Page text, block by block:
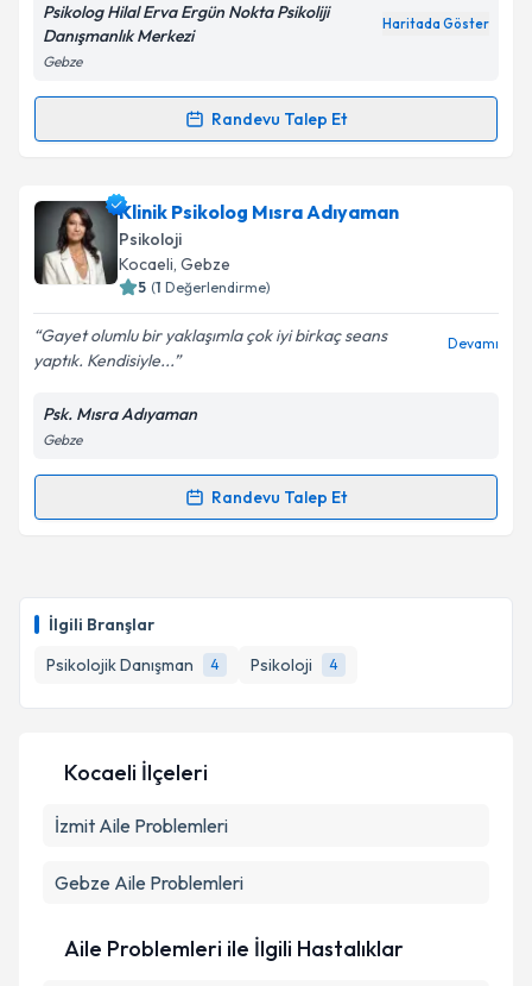
İlgili Branşlar
Psikolojik Danışman
4 Psikoloji 4
Kişisel verilerimin işlenmesine ilişkin
Metni'ni okudum ve kişisel verilerimin belirtilen
Takvim Talebini Gönder
Psikolog Hilal Erva Ergün Nokta Psikoliji
Danışmanlık Merkezi
Haritada Göster
Gebze
Randevu Talep Et
Randevu Takvimi Talebi
Psk. Hilal Erva Ergün için randevu takvimi talebi
oluşturun. Size bu uzmandan randevu almanız için bir
takvim hazırlandığında e-posta ile bilgilendireceğiz.
Kişisel verilerimin işlenmesine ilişkin
kapsamda işlenmesini kabul ediyorum.
Klinik Psikolog Mısra Adıyaman
Psikoloji
Kocaeli, Gebze
5 (1 Değerlendirme)
Gayet olumlu bir yaklaşımla çok iyi birkaç seans
yaptık. Kendisiyle...
Devamı
Psk. Mısra Adıyaman
Gebze
Randevu Talep Et
Randevu Takvimi Talebi
almanız için bir takvim hazırlandığında e-posta ile
bilgilendireceğiz.
E-posta Adresiniz
Kişisel verilerimin işlenmesine ilişkin
kapsamda işlenmesini kabul ediyorum.
Takvim Talebini Gönder
Kocaeli İlçeleri
İzmit Aile Problemleri
Gebze Aile Problemleri
Aile Problemleri ile İlgili Hastalıklar